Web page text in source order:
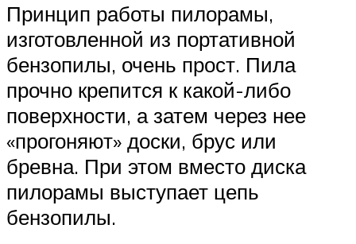
Принцип работы пилорамы,
изготовленной из портативной
бензопилы, очень прост. Пила
прочно крепится к какой-либо
поверхности, а затем через нее
«прогоняют» доски, брус или
бревна. При этом вместо диска
пилорамы выступает цепь
бензопилы.